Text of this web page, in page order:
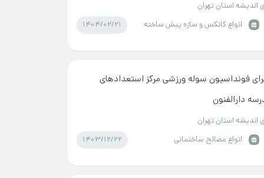
اندیشه استان تهران
انواع کانکس و سازه پیش ساخته 1404/02/21
فونداسیون سوله ورزشی مرکز استعدادهای
دارالفنون
اندیشه استان تهران
انواع مصالح ساختمانی 1403/12/22